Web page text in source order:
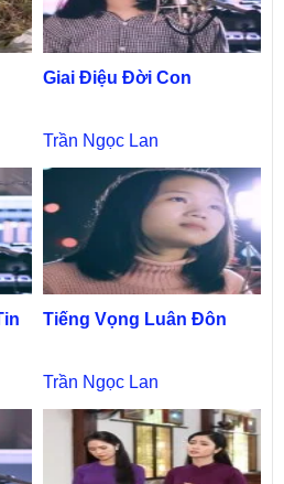
Giai Điệu Đời Con
Trần Ngọc Lan
Tiếng Vọng Luân Đôn
Trần Ngọc Lan